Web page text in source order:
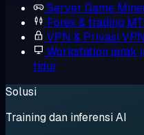
Server Game
Forex & trading
VPN & Privasi
Workstation jarak
tidur
Solusi
Training dan inferensi AI